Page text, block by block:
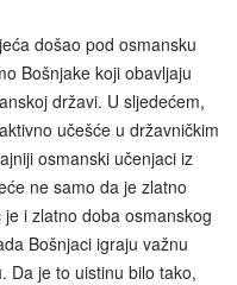
došao pod osmansku
Bošnjake koji obavljaju
državi. U sljedećem,
učešće u državničkim
osmanski učenjaci iz
ne samo da je zlatno
i zlatno doba osmanskog
Bošnjaci igraju važnu
Da je to uistinu bilo tako,